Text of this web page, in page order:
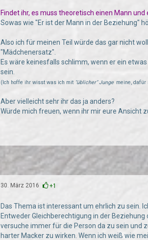
Findet ihr, es muss theoretisch einen Mann
Sowas wie "Er ist der Mann in der Beziehung"
Also ich für meinen Teil würde das gar nicht
"Mädchenersatz".
Es wäre keinesfalls schlimm, wenn er ein
sein.
(Ich hoffe ihr wisst was ich mit "üblicher" Junge meine, dafür
Aber vielleicht sehr ihr das ja anders?
Würde mich freuen, wenn ihr mir eure Ansicht
30. März 2016 +1
Das Thema ist interessant um ehrlich zu sein.
Entweder Gleichberechtigung in der
versuche immer für die Person da zu sein und
harter Macker zu wirken. Wenn ich weiß wie